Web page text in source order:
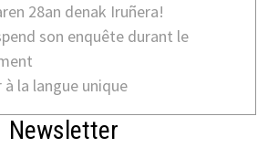
28an denak Iruñera!
son enquête durant le
à la langue unique
Newsletter